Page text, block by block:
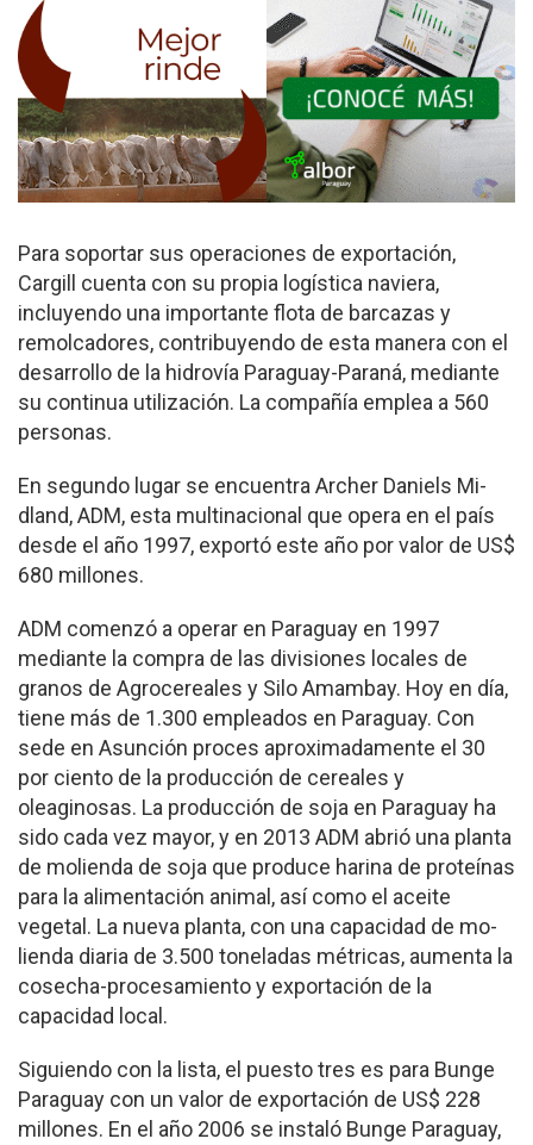
Para soportar sus ope­raciones de exportación,
Cargill cuenta con su propia logística naviera,
incluyen­do una importante flota de barcazas y
remolcadores, contribuyendo de esta ma­nera con el
desarrollo de la hidrovía Paraguay-Paraná, mediante
su continua utili­zación. La compañía emplea a 560
personas.
En segundo lugar se en­cuentra Archer Daniels Mi­
dland, ADM, esta multina­cional que opera en el país
desde el año 1997, exportó este año por valor de US$
680 millones.
ADM comenzó a operar en Paraguay en 1997
mediante la compra de las divisiones locales de
granos de Agro­cereales y Silo Amambay. Hoy en día,
tiene más de 1.300 empleados en Pa­raguay. Con
sede en Asunción proces aproximadamente el 30
por ciento de la producción de cereales y
oleaginosas. La producción de soja en Para­guay ha
sido cada vez mayor, y en 2013 ADM abrió una planta
de molienda de soja que produce harina de pro­teínas
para la alimentación animal, así como el aceite
vegetal. La nueva planta, con una capacidad de mo­
lienda diaria de 3.500 tone­ladas métricas, aumenta la
cosecha-procesamiento y exportación de la
capacidad local.
Siguiendo con la lista, el puesto tres es para Bun­ge
Paraguay con un valor de exportación de US$ 228
millones. En el año 2006 se instaló Bunge Paraguay,